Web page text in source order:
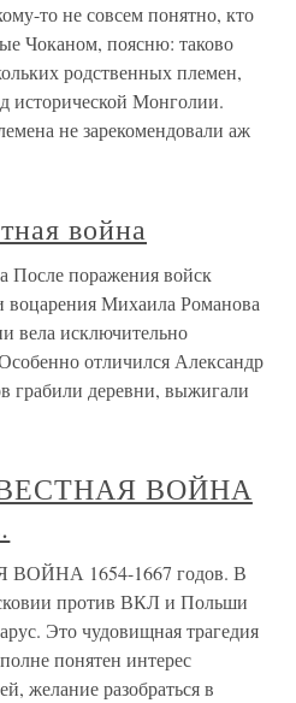
то не совсем понятно, кто
Чоканом, поясню: таково
родственных племен,
исторической Монголии.
не зарекомендовали аж
война
После поражения войск
Михаила Романова
вела исключительно
отличился Александр
грабили деревни, выжигали
ВОЙНА
1654-1667 годов. В
против ВКЛ и Польши
Это чудовищная трагедия
понятен интерес
желание разобраться в